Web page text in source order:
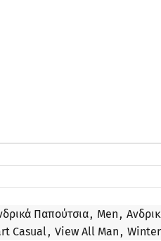
Παπούτσια, Men,
Casual, View All Man,